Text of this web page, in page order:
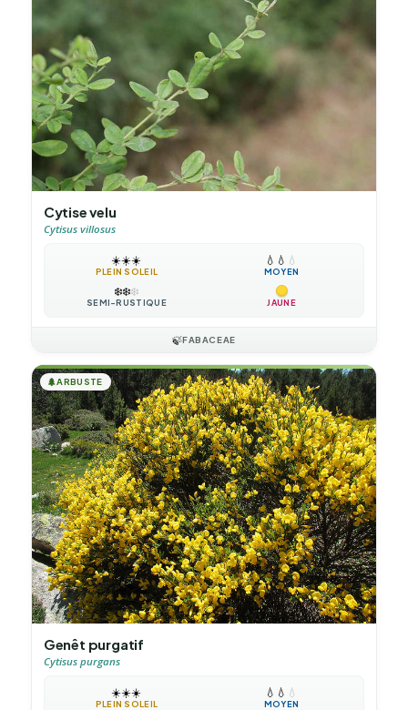
Cytise velu
Cytisus villosus
☀️☀️☀️
PLEIN SOLEIL
💧 💧 💧
MOYEN
❄️❄️❄️
SEMI-RUSTIQUE JAUNE
🍃FABACEAE
🌲ARBUSTE
Genêt purgatif
Cytisus purgans
☀️☀️☀️
PLEIN SOLEIL
💧 💧 💧
MOYEN